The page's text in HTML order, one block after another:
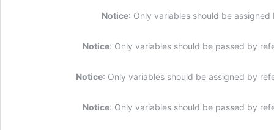
Notice: Only variables should be
Notice: Only variables should be passed by
Notice: Only variables should be assigned by
Notice: Only variables should be passed by